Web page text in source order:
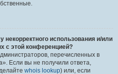
некорректного использования и/или
с этой конференцией?
перечисленных в
Если вы не получили ответа,
whois lookup) или, если